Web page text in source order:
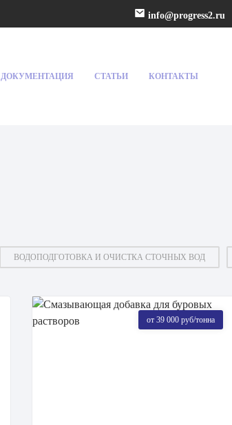
info@progress2.ru
ДОКУМЕНТАЦИЯ СТАТЬИ КОНТАКТЫ
ВОДОПОДГОТОВКА И ОЧИСТКА СТОЧНЫХ ВОД
от 39 000 руб/тонна